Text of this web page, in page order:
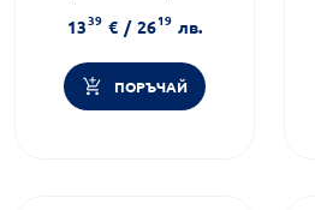
1339 € / 2619 лв.
ПОРЪЧАЙ